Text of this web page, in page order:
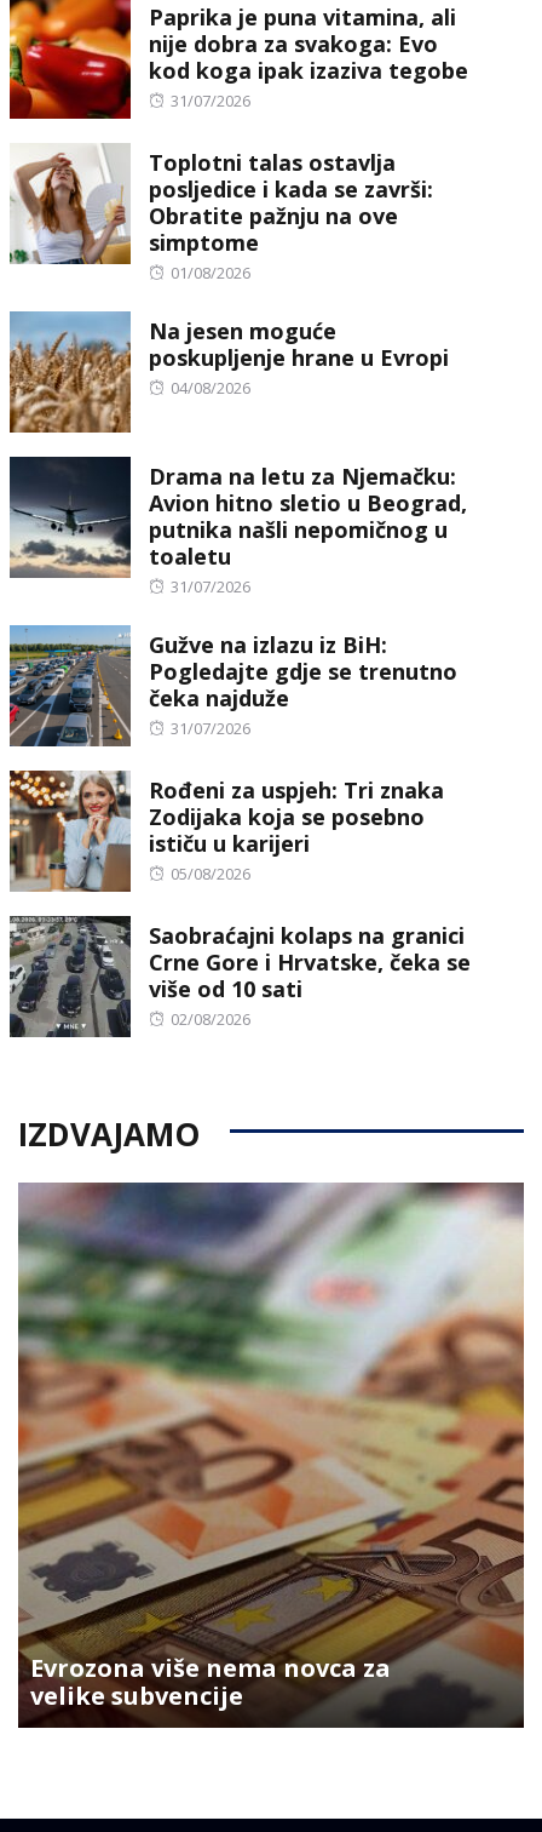
Paprika je puna vitamina, ali
nije dobra za svakoga: Evo
kod koga ipak izaziva tegobe
Posted
31/07/2026
Toplotni talas ostavlja
posljedice i kada se završi:
Obratite pažnju na ove
simptome
Posted
01/08/2026
Na jesen moguće
poskupljenje hrane u Evropi
Posted
04/08/2026
Drama na letu za Njemačku:
Avion hitno sletio u Beograd,
putnika našli nepomičnog u
toaletu
Posted
31/07/2026
Gužve na izlazu iz BiH:
Pogledajte gdje se trenutno
čeka najduže
Posted
31/07/2026
Rođeni za uspjeh: Tri znaka
Zodijaka koja se posebno
ističu u karijeri
Posted
05/08/2026
Saobraćajni kolaps na granici
Crne Gore i Hrvatske, čeka se
više od 10 sati
Posted
02/08/2026
IZDVAJAMO
Evrozona više nema novca za
velike subvencije